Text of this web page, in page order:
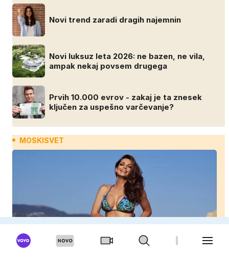
Novi trend zaradi dragih najemnin
Novi luksuz leta 2026: ne bazen, ne vila,
ampak nekaj povsem drugega
Prvih 10.000 evrov - zakaj je ta znesek
ključen za uspešno varčevanje?
MOSKISVET